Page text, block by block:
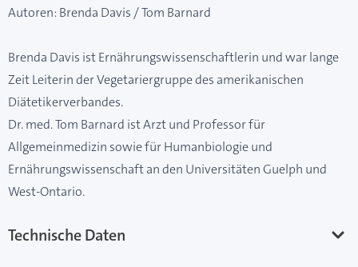
Autoren: Brenda Davis / Tom Barnard
Brenda Davis ist Ernährungswissenschaftlerin und war lange
Zeit Leiterin der Vegetariergruppe des amerikanischen
Diätetikerverbandes.
Dr. med. Tom Barnard ist Arzt und Professor für
Allgemeinmedizin sowie für Humanbiologie und
Ernährungswissenschaft an den Universitäten Guelph und
West-Ontario.
Technische Daten